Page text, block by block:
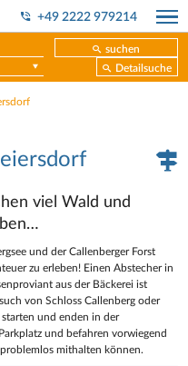
+49 2222 979214
suchen
Detailsuche
viel Wald und
und der Callenberger Forst
zu erleben! Einen Abstecher in
aus der Bäckerei ist
von Schloss Callenberg oder
und enden in der
und befahren vorwiegend
mithalten können.